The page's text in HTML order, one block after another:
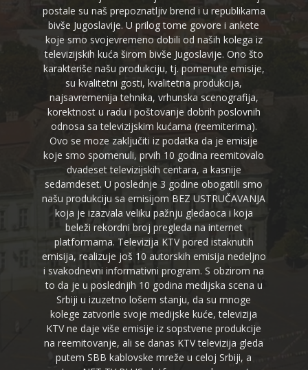
postale su naš prepoznatljiv brend i u republikama
bivše Jugoslavije. U prilog tome govore i ankete
koje smo svojevremeno dobili od naših kolega iz
televizijskih kuća širom bivše Jugoslavije. Ono što
karakteriše našu produkciju, tj. pomenute emisije,
su kvalitetni gosti, kvalitetna produkcija,
najsavremenija tehnika, vrhunska scenografija,
korektnost u radu i poštovanje dobrih poslovnih
odnosa sa televizijskim kućama (reemiterima).
Ovo se moze zaključiti iz podatka da je emisije
koje smo spomenuli, prvih 10 godina reemitovalo
dvadeset televizijskih centara, a kasnije
sedamdeset. U poslednje 3 godine obogatili smo
našu produkciju sa emisijom BEZ USTRUČAVANJA
koja je izazvala veliku pažnju gledaoca i koja
beleži rekordni broj pregleda na internet
platformama. Televizija KTV pored istaknutih
emisija, realizuje još 10 autorskih emisija nedeljno
i svakodnevni informativni program. S obzirom na
to da je u poslednjih 10 godina medijska scena u
Srbiji u izuzetno lošem stanju, da su mnoge
kolege zatvorile svoje medijske kuće, televizija
KTV ne daje više emisije iz sopstvene produkcije
na reemitovanje, ali se danas KTV televizija gleda
putem SBB kablovske mreže u celoj Srbiji, a